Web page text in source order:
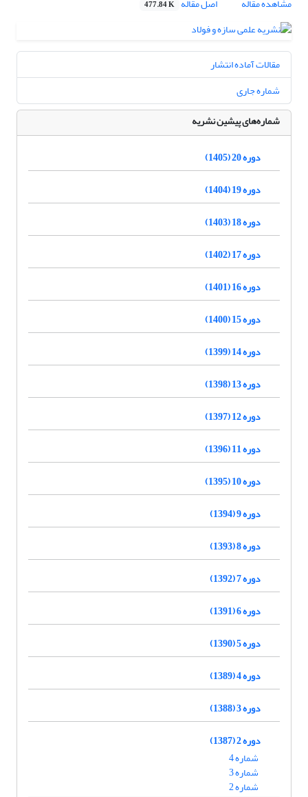
مشاهده مقاله
اصل مقاله 477.84 K
مقالات آماده انتشار
شماره جاری
شماره‌های پیشین نشریه
دوره 20 (1405)
دوره 19 (1404)
دوره 18 (1403)
دوره 17 (1402)
دوره 16 (1401)
دوره 15 (1400)
دوره 14 (1399)
دوره 13 (1398)
دوره 12 (1397)
دوره 11 (1396)
دوره 10 (1395)
دوره 9 (1394)
دوره 8 (1393)
دوره 7 (1392)
دوره 6 (1391)
دوره 5 (1390)
دوره 4 (1389)
دوره 3 (1388)
دوره 2 (1387)
شماره 4
شماره 3
شماره 2